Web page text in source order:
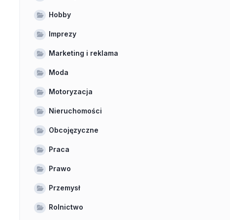
Hobby
Imprezy
Marketing i reklama
Moda
Motoryzacja
Nieruchomości
Obcojęzyczne
Praca
Prawo
Przemysł
Rolnictwo